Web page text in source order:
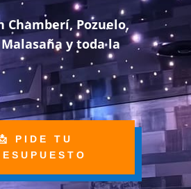
Chamberí, Pozuelo,
y toda la
PIDE TU